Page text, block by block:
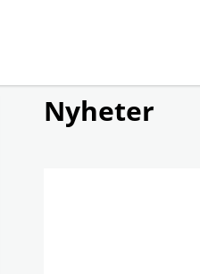
Nyheter